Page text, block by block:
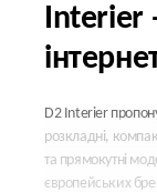
Interier
D2 Interier
розкладні,
та прямокутні
європейських